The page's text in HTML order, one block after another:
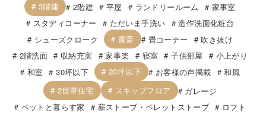
3階建 2階建 平屋 ランドリールーム
家事室
スタディコーナー
ただいま手洗い
造作洗面化粧台
シューズクローク
書斎 畳コーナー
吹き抜け
2階洗面
収納充実 家事楽 寝室 子供部屋
小上がり
和室
30坪以下 20坪以下 お客様の声掲載
和風
2世帯住宅
スキップフロア
ガレージ
ペットと暮らす家
薪ストーブ・ペレットストーブ ロフト